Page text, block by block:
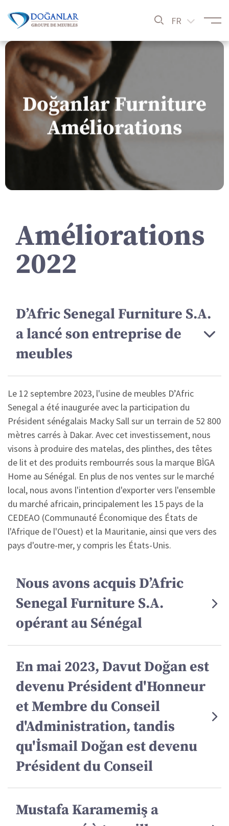
FR
Doğanlar Furniture
Améliorations
Améliorations
2022
D’Afric Senegal Furniture S.A.
a lancé son entreprise de
meubles
Le 12 septembre 2023, l'usine de meubles D’Afric
Senegal a été inaugurée avec la participation du
Président sénégalais Macky Sall sur un terrain de 52 800
mètres carrés à Dakar. Avec cet investissement, nous
visons à produire des matelas, des plinthes, des têtes
de lit et des produits rembourrés sous la marque BİGA
Home au Sénégal. En plus de nos ventes sur le marché
local, nous avons l'intention d'exporter vers l'ensemble
du marché africain, principalement les 15 pays de la
CEDEAO (Communauté Économique des États de
l'Afrique de l'Ouest) et la Mauritanie, ainsi que vers des
pays d'outre-mer, y compris les États-Unis.
Nous avons acquis D’Afric
Senegal Furniture S.A.
opérant au Sénégal
En mai 2023, Davut Doğan est
devenu Président d'Honneur
et Membre du Conseil
d'Administration, tandis
qu'İsmail Doğan est devenu
Président du Conseil
Mustafa Karamemiş a